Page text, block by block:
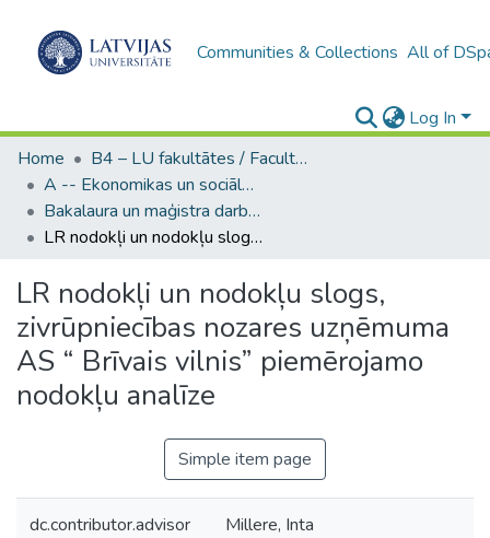
Communities & Collections All of
Log In
Home
B4 – LU fakultātes / Faculties of the UL
A -- Ekonomikas un sociālo zinātņu fakultāte / Faculty of Economics and Social Sciences
Bakalaura un maģistra darbi (ESZF) / Bachelor's and Master's theses
LR nodokļi un nodokļu slogs, zivrūpniecības nozares uzņēmuma AS “ Brīvais vilnis” piemērojamo nodokļu analīze
LR nodokļi un nodokļu slogs,
zivrūpniecības nozares uzņēmuma
AS “ Brīvais vilnis” piemērojamo
nodokļu analīze
Simple item page
dc.contributor.advisor Millere, Inta